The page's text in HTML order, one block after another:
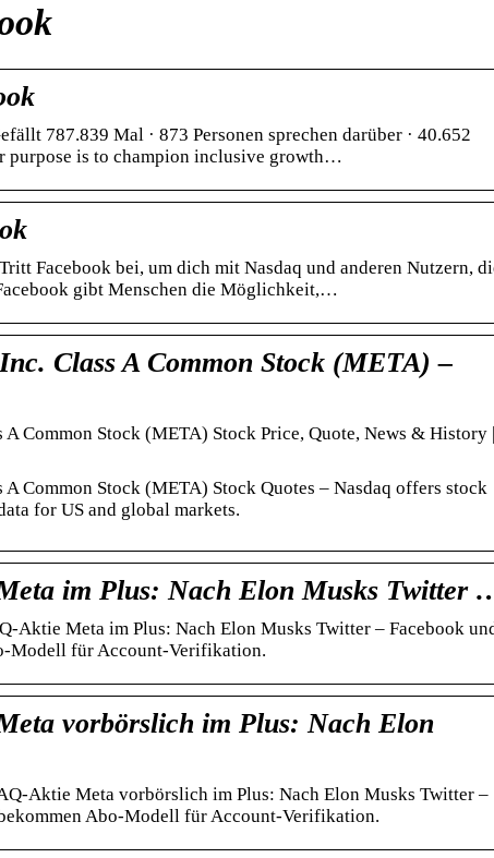
787.839 Mal · 873 Personen sprechen darüber · 40.652
purpose is to champion inclusive growth…
Facebook bei, um dich mit Nasdaq und anderen Nutzern,
gibt Menschen die Möglichkeit,…
Class A Common Stock (META) –
A Common Stock (META) Stock Price, Quote, News & History |
Common Stock (META) Stock Quotes – Nasdaq offers stock
for US and global markets.
im Plus: Nach Elon Musks Twitter
Aktie Meta im Plus: Nach Elon Musks Twitter – Facebook
Modell für Account-Verifikation.
vorbörslich im Plus: Nach Elon
Aktie Meta vorbörslich im Plus: Nach Elon Musks Twitter –
Abo-Modell für Account-Verifikation.